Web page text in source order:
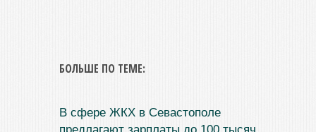
БОЛЬШЕ ПО ТЕМЕ:
В сфере ЖКХ в Севастополе
предлагают зарплаты до 100 тысяч